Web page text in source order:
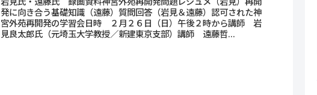
発に向き合う基礎知識（遠藤）質問回答（岩見＆遠藤）認可された神
宮外苑再開発の学習会日時 ２月２６日（日）午後２時から講師 岩
見良太郎氏（元埼玉大学教授／新建東京支部）講師 遠藤哲...